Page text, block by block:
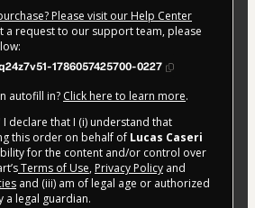
Please visit our Help Center
a request to our support team, please
1786057425700-0227
autofill in? Click here to learn more.
I declare that I (i) understand that
this order on behalf of Lucas Caseri
for the content and/or control over
Terms of Use, Privacy Policy and
and (iii) am of legal age or authorized
a legal guardian.